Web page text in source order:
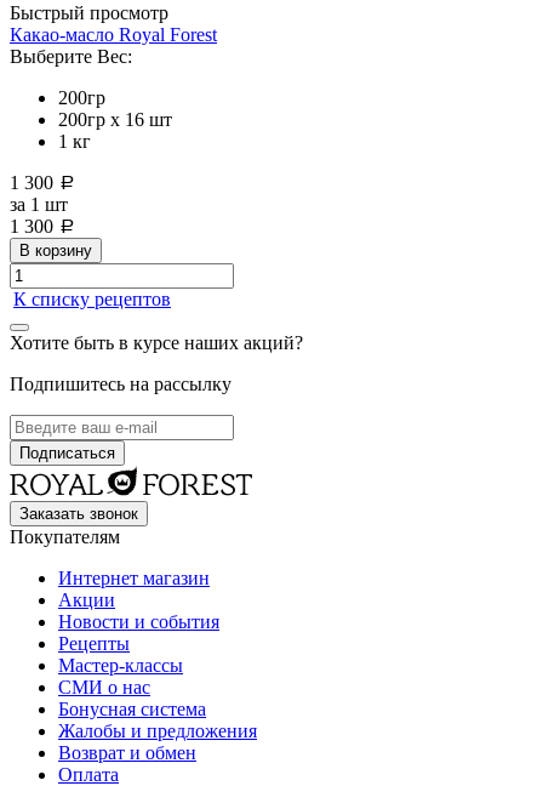
Быстрый просмотр
Какао-масло Royal Forest
Выберите Вес:
200гр
200гр х 16 шт
1 кг
1 300 a
за 1 шт
1 300 a
В корзину
К списку рецептов
Хотите быть в курсе наших акций?
Подпишитесь на рассылку
Заказать звонок
Покупателям
Интернет магазин
Акции
Новости и события
Рецепты
Мастер-классы
СМИ о нас
Бонусная система
Жалобы и предложения
Возврат и обмен
Оплата